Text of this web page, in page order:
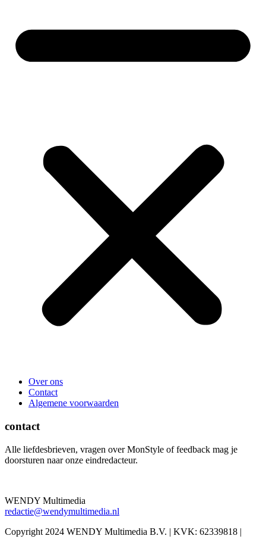
Over ons
Contact
Algemene voorwaarden
contact
Alle liefdesbrieven, vragen over MonStyle of feedback mag je
doorsturen naar onze eindredacteur.
WENDY Multimedia
redactie@wendymultimedia.nl
Copyright 2024 WENDY Multimedia B.V. | KVK: 62339818 |